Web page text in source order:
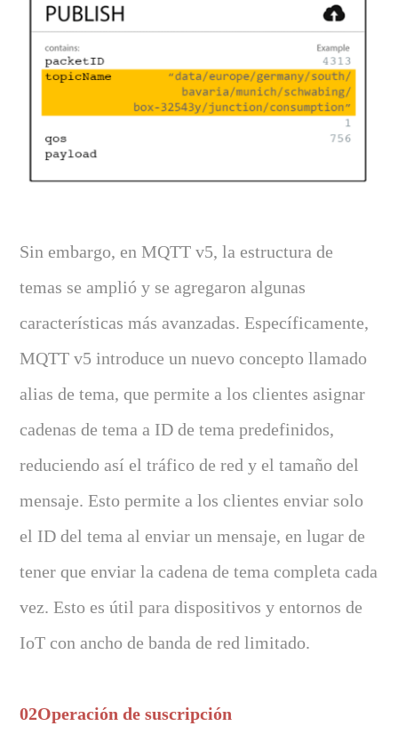
Sin embargo, en MQTT v5, la estructura de
temas se amplió y se agregaron algunas
características más avanzadas. Específicamente,
MQTT v5 introduce un nuevo concepto llamado
alias de tema, que permite a los clientes asignar
cadenas de tema a ID de tema predefinidos,
reduciendo así el tráfico de red y el tamaño del
mensaje. Esto permite a los clientes enviar solo
el ID del tema al enviar un mensaje, en lugar de
tener que enviar la cadena de tema completa cada
vez. Esto es útil para dispositivos y entornos de
IoT con ancho de banda de red limitado.
02Operación de suscripción